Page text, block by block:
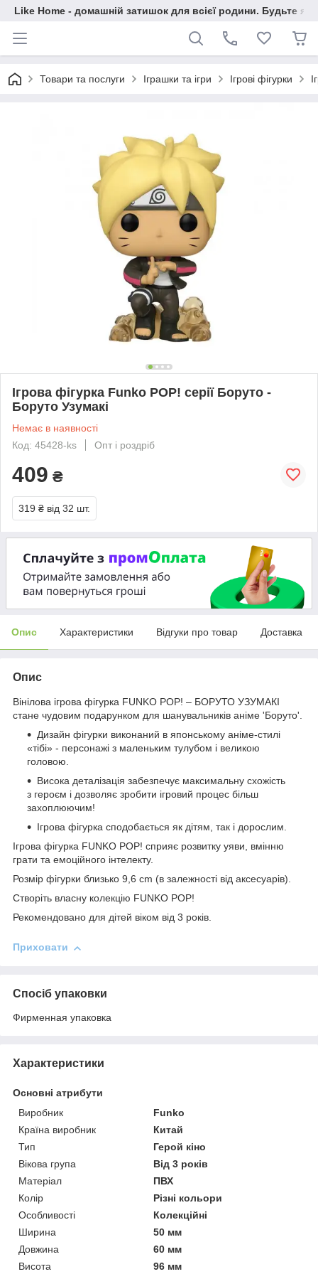
Like Home - домашній затишок для всієї родини. Будьте як
Товари та послуги Іграшки та ігри Ігрові фігурки
Ігрова фігурка Funko POP! серії Боруто -
Боруто Узумакі
Немає в наявності
Код: 45428-ks
Опт і роздріб
409 ₴
319 ₴ від 32 шт.
Опис Характеристики Відгуки про товар Доставка
Опис
Вінілова ігрова фігурка FUNKO POP! – БОРУТО УЗУМАКІ
стане чудовим подарунком для шанувальників аніме 'Боруто'.
Дизайн фігурки виконаний в японському аніме-стилі
«тібі» - персонажі з маленьким тулубом і великою
головою.
Висока деталізація забезпечує максимальну схожість
з героєм і дозволяє зробити ігровий процес більш
захоплюючим!
Ігрова фігурка сподобається як дітям, так і дорослим.
Ігрова фігурка FUNKO POP! сприяє розвитку уяви, вмінню
грати та емоційного інтелекту.
Розмір фігурки близько 9,6 cm (в залежності від аксесуарів).
Створіть власну колекцію FUNKO POP!
Рекомендовано для дітей віком від 3 років.
Приховати
Спосіб упаковки
Фирменная упаковка
Характеристики
Основні атрибути
Виробник
Funko
Країна виробник
Китай
Тип
Герой кіно
Вікова група
Від 3 років
Матеріал
ПВХ
Колір
Різні кольори
Особливості
Колекційні
Ширина
50 мм
Довжина
60 мм
Висота
96 мм